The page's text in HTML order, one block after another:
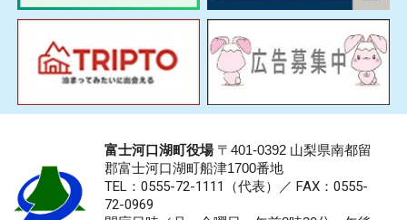
富士河口湖町役場〒401-0392 山梨県南都留
郡富士河口湖町船津1700番地
TEL：0555-72-1111 （代表）／ FAX：0555-
72-0969